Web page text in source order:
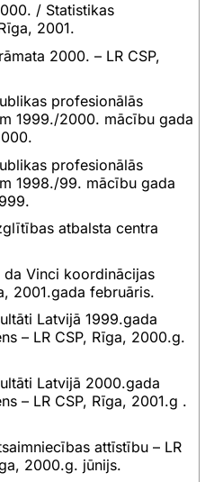
/ Statistikas
2001.
2000. – LR CSP,
profesionālās
1999./2000. mācību gada
profesionālās
1998./99. mācību gada
atbalsta centra
da Vinci koordinācijas
2001.gada februāris.
Latvijā 1999.gada
– LR CSP, Rīga, 2000.g.
Latvijā 2000.gada
– LR CSP, Rīga, 2001.g .
attīstību – LR
2000.g. jūnijs.